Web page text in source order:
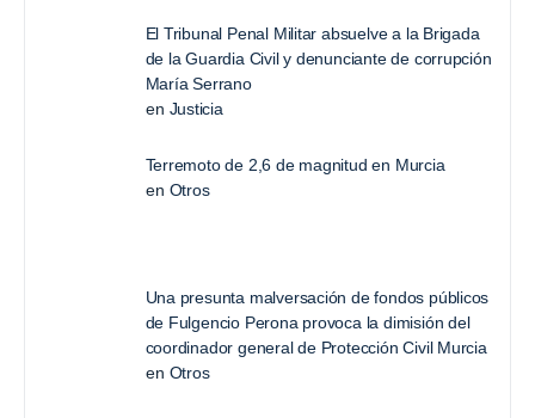
El Tribunal Penal Militar absuelve a la Brigada
de la Guardia Civil y denunciante de corrupción
María Serrano
en Justicia
Terremoto de 2,6 de magnitud en Murcia
en Otros
Una presunta malversación de fondos públicos
de Fulgencio Perona provoca la dimisión del
coordinador general de Protección Civil Murcia
en Otros